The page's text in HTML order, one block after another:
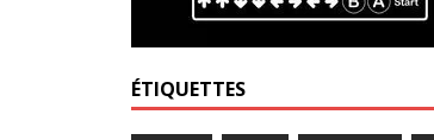
ÉTIQUETTES